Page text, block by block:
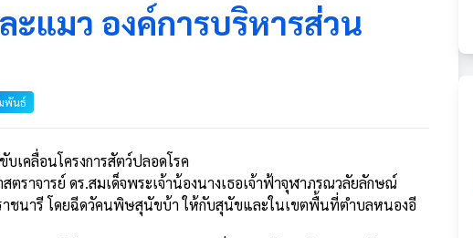
แมว องค์การบริหารส่วน
พันธ์
เคลื่อนโครงการสัตว์ปลอดโรค
าจารย์ ดร.สมเด็จพระเจ้าน้องนางเธอเจ้าฟ้าจุฬาภรณวลัยลักษณ์
าชนารี โดยฉีดวัคนพิษสุนัขบ้า ให้กับสุนัขและในเขตพื้นที่ตำบลหนองอี